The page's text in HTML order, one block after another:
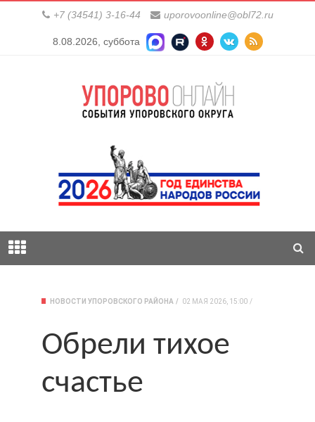
+7 (34541) 3-16-44 uporovoonline@obl72.ru
8.08.2026, суббота
НОВОСТИ УПОРОВСКОГО РАЙОНА 02 МАЯ 2026, 15:00
Обрели тихое
счастье